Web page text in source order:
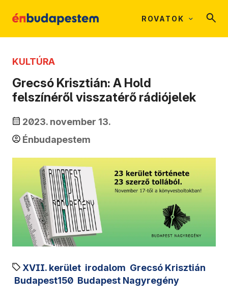
ROVATOK
KULTÚRA
Grecsó Krisztián: A Hold
felszínéről visszatérő rádiójelek
2023. november 13.
Énbudapestem
XVII. kerület irodalom Grecsó Krisztián
Budapest150 Budapest Nagyregény